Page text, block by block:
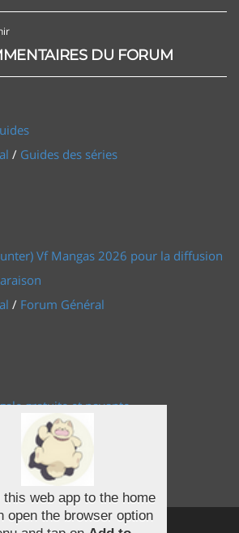
DU FORUM
/ Guides des séries
Vf Mangas 2026 pour la diffusion
/ Forum Général
gratuite et payante
Actus (TV, vidéo, web)
Facebook
this web app to the home
open the browser option